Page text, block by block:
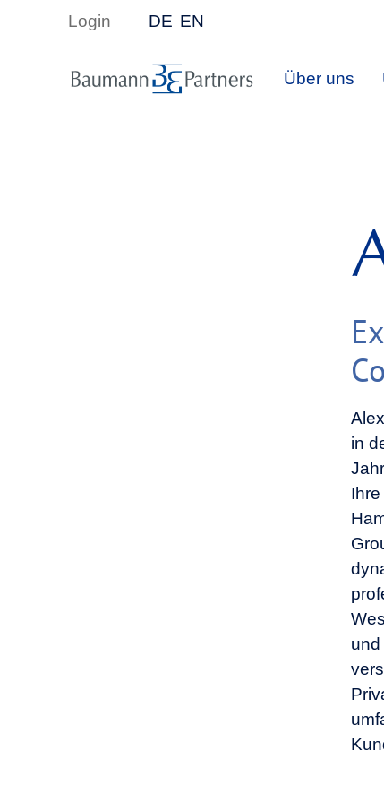
Login DE EN
Über uns
in
und